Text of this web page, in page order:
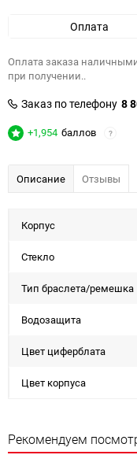
Оплата
Оплата заказа
при получении..
Заказ по телефону 8
+1,954 баллов ?
Описание Отзывы
Корпус
Стекло
Тип браслета/ремешка
Водозащита
Цвет циферблата
Цвет корпуса
Рекомендуем